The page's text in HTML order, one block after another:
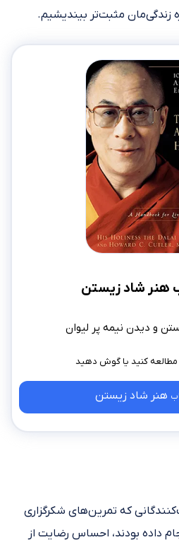
زندگی‌مان مثبت‌تر بیندیشیم.
هنر شاد زیستن
و دیدن نیمه پر لیوان
هنر شاد زیستن
که تمرین‌های شکرگزاری
مدت ۴ هفته انجام داده بودند، احساس رضایت از